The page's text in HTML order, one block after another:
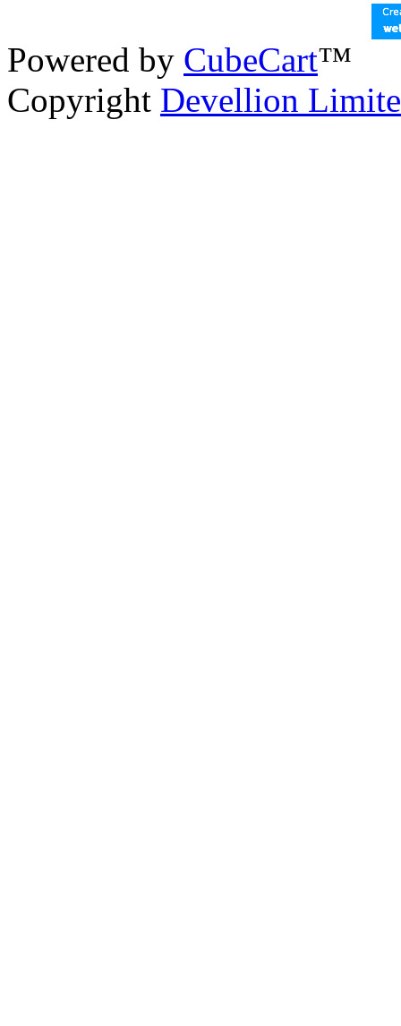
Powered by CubeCart™
Copyright Devellion